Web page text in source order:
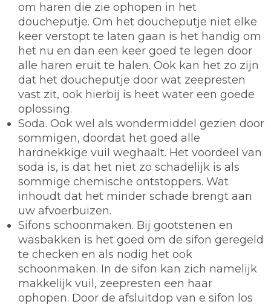
om haren die zie ophopen in het
doucheputje. Om het doucheputje niet elke
keer verstopt te laten gaan is het handig om
het nu en dan een keer goed te legen door
alle haren eruit te halen. Ook kan het zo zijn
dat het doucheputje door wat zeepresten
vast zit, ook hierbij is heet water een goede
oplossing.
Soda. Ook wel als wondermiddel gezien door
sommigen, doordat het goed alle
hardnekkige vuil weghaalt. Het voordeel van
soda is, is dat het niet zo schadelijk is als
sommige chemische ontstoppers. Wat
inhoudt dat het minder schade brengt aan
uw afvoerbuizen.
Sifons schoonmaken. Bij gootstenen en
wasbakken is het goed om de sifon geregeld
te checken en als nodig het ook
schoonmaken. In de sifon kan zich namelijk
makkelijk vuil, zeepresten een haar
ophopen. Door de afsluitdop van e sifon los